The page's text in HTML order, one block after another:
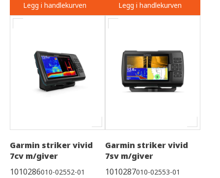
Legg i handlekurven Legg i handlekurven
Garmin striker vivid
7cv m/giver
1010286010-02552-01
Garmin striker vivid
7sv m/giver
1010287010-02553-01